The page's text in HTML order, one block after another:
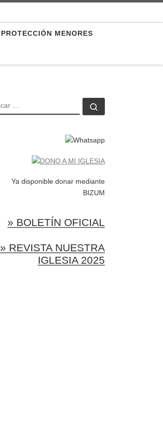
PROTECCIÓN MENORES
BUSCAR
» BOLETÍN OFICIAL
» REVISTA NUESTRA
IGLESIA 2025